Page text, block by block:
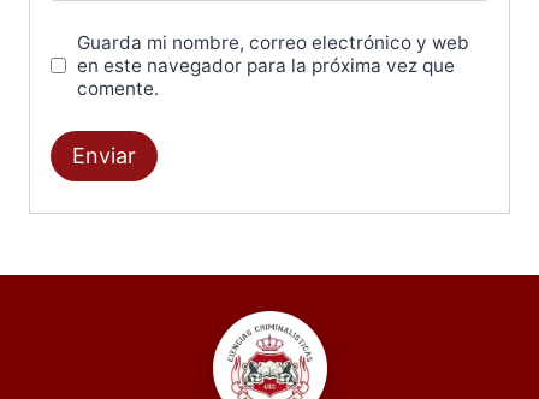
Guarda mi nombre, correo electrónico y web
en este navegador para la próxima vez que
comente.